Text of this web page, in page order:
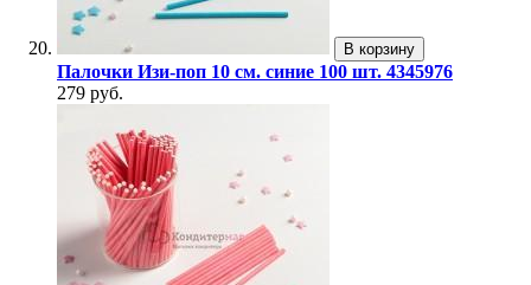
В корзину
Палочки Изи-поп 10 см. синие 100 шт. 4345976
279 руб.